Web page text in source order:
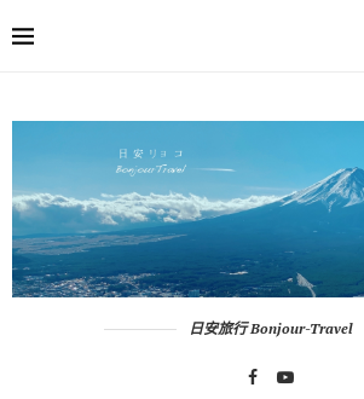
日安旅行 Bonjour-Travel